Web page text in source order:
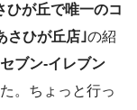
ひが丘で唯一のコ
さひが丘店｣の紹
ブン-イレブン
。ちょっと行っ